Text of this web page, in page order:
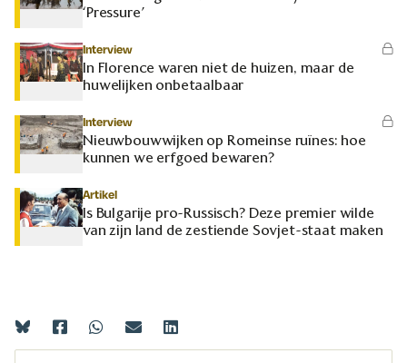
‘Pressure’
Interview
In Florence waren niet de huizen, maar de
huwelijken onbetaalbaar
Interview
Nieuwbouwwijken op Romeinse ruïnes: hoe
kunnen we erfgoed bewaren?
Artikel
Is Bulgarije pro-Russisch? Deze premier wilde
van zijn land de zestiende Sovjet-staat maken